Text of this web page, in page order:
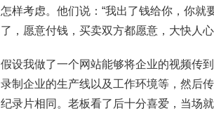
怎样考虑。他们说：“我出了钱给你，你就
了，愿意付钱，买卖双方都愿意，大快人心
假设我做了一个网站能够将企业的视频传
录制企业的生产线以及工作环境等，然后
纪录片相同。老板看了后十分喜爱，当场